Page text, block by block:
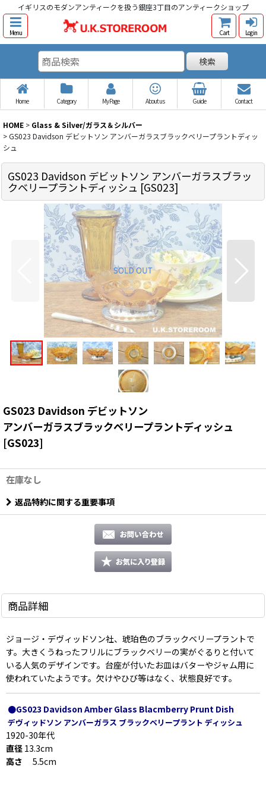
イギリスのモダンアンティークを扱う銀座3丁目のアンティークショップ
Menu Cart Log in
検索
Home Category My Page About us Guide Contact
HOME > Glass & Silver/ガラス＆シルバー
>GS023 Davidson デビットソン アンバーガラスブラックベリープラントディッ
シュ
GS023 Davidson デビットソン アンバーガラスブラッ
クベリープラントディッシュ [GS023]
GS023 Davidson デビットソン
アンバーガラスブラックベリープラントディッシュ
[GS023]
在庫なし
返品特約に関する重要事項
商品詳細
ジョージ・デヴィッドソン社、琥珀色のブラックベリープラントで
す。大きくうねったフリルにブラックベリーの実がぐるりと付いて
いる人気のデザインです。台座が付いたお皿はバターやジャム用に
使われていたようです。欠けやひび等はなく、状態良好です。
●GS023 Davidson Amber Glass Blacmberry Prunt Dish
デヴィッドソン アンバーガラス ブラックベリープラント ディッシュ
1920-30年代
直径 13.3cm
高さ 5.5cm